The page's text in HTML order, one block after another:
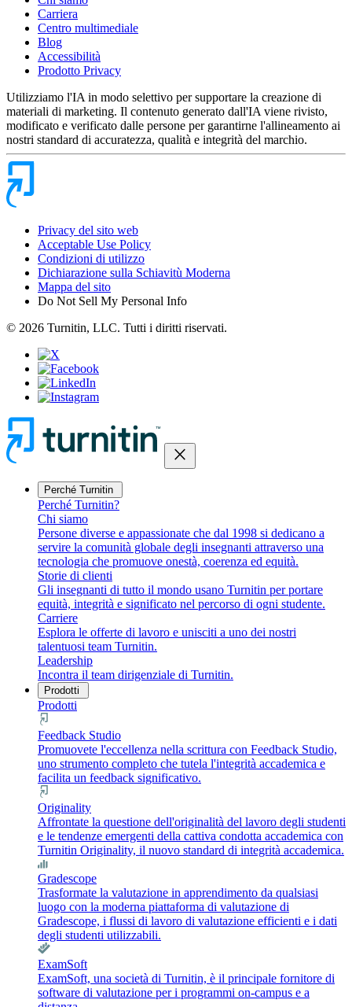
Carriera
Centro multimediale
Blog
Accessibilità
Prodotto Privacy
Utilizziamo l'IA in modo selettivo per supportare la creazione di
materiali di marketing. Il contenuto generato dall'IA viene rivisto,
modificato e verificato dalle persone per garantirne l'allineamento ai
nostri standard di accuratezza, qualità e integrità del marchio.
Privacy del sito web
Acceptable Use Policy
Condizioni di utilizzo
Dichiarazione sulla Schiavitù Moderna
Mappa del sito
Do Not Sell My Personal Info
© 2026 Turnitin, LLC. Tutti i diritti riservati.
close
Perché Turnitin
Perché Turnitin?
Chi siamo
Persone diverse e appassionate che dal 1998 si dedicano a
servire la comunità globale degli insegnanti attraverso una
tecnologia che promuove onestà, coerenza ed equità.
Storie di clienti
Gli insegnanti di tutto il mondo usano Turnitin per portare
equità, integrità e significato nel percorso di ogni studente.
Carriere
Esplora le offerte di lavoro e unisciti a uno dei nostri
talentuosi team Turnitin.
Leadership
Incontra il team dirigenziale di Turnitin.
Prodotti
Prodotti
Feedback Studio
Promuovete l'eccellenza nella scrittura con Feedback Studio,
uno strumento completo che tutela l'integrità accademica e
facilita un feedback significativo.
Originality
Affrontate la questione dell'originalità del lavoro degli studenti
e le tendenze emergenti della cattiva condotta accademica con
Turnitin Originality, il nuovo standard di integrità accademica.
Gradescope
Trasformate la valutazione in apprendimento da qualsiasi
luogo con la moderna piattaforma di valutazione di
Gradescope, i flussi di lavoro di valutazione efficienti e i dati
degli studenti utilizzabili.
ExamSoft
ExamSoft, una società di Turnitin, è il principale fornitore di
software di valutazione per i programmi on-campus e a